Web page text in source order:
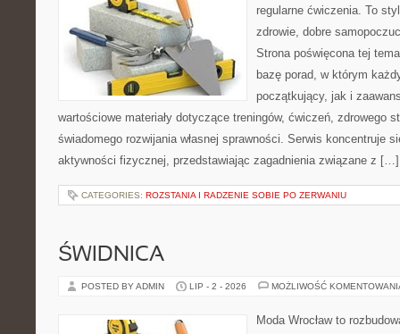
regularne ćwiczenia. To
zdrowie, dobre
Strona poświęcona tej
bazę porad, w którym
początkujący, jak i
wartościowe materiały dotyczące treningów, ćwiczeń, zdrowego
świadomego rozwijania własnej sprawności. Serwis koncentruje
aktywności fizycznej, przedstawiając zagadnienia związane z […]
CATEGORIES: ROZSTANIA I RADZENIE SOBIE PO ZERWANIU
ŚWIDNICA
POSTED BY ADMIN LIP - 2 - 2026 MOŻLIWOŚĆ
Moda Wrocław to